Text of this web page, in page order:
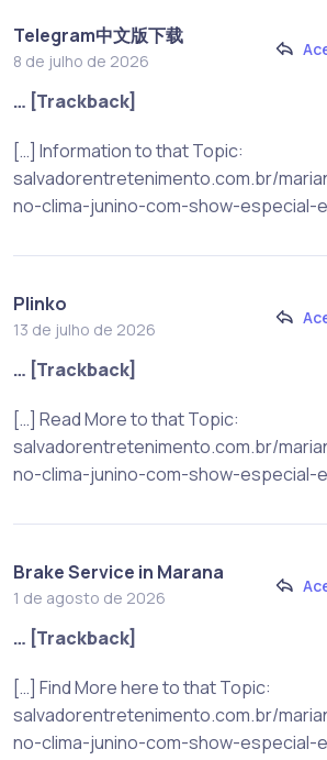
Telegram中文版下载
8 de julho de 2026
… [Trackback]
[…] Information to that Topic:
salvadorentretenimento.com.br/
no-clima-junino-com-show-especial-
Plinko
13 de julho de 2026
… [Trackback]
[…] Read More to that Topic:
salvadorentretenimento.com.br/
no-clima-junino-com-show-especial-
Brake Service in Marana
1 de agosto de 2026
… [Trackback]
[…] Find More here to that Topic:
salvadorentretenimento.com.br/
no-clima-junino-com-show-especial-